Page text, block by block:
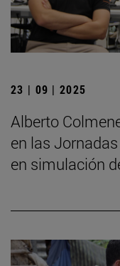
23 | 09 | 2025
Alberto
en las
en simulación